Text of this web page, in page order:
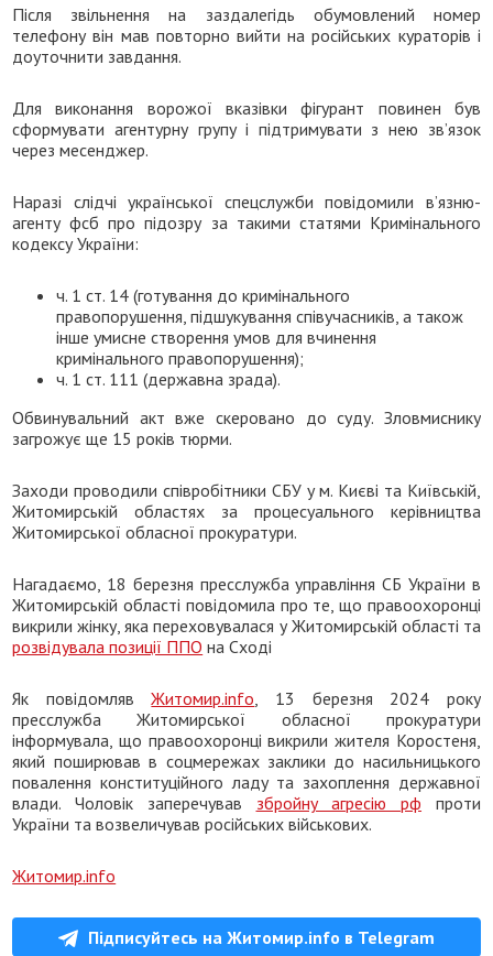
Після звільнення на заздалегідь обумовлений номер
телефону він мав повторно вийти на російських кураторів і
доуточнити завдання.
Для виконання ворожої вказівки фігурант повинен був
сформувати агентурну групу і підтримувати з нею зв’язок
через месенджер.
Наразі слідчі української спецслужби повідомили в’язню-
агенту фсб про підозру за такими статями Кримінального
кодексу України:
ч. 1 ст. 14 (готування до кримінального
правопорушення, підшукування співучасників, а також
інше умисне створення умов для вчинення
кримінального правопорушення);
ч. 1 ст. 111 (державна зрада).
Обвинувальний акт вже скеровано до суду. Зловмиснику
загрожує ще 15 років тюрми.
Заходи проводили співробітники СБУ у м. Києві та Київській,
Житомирській областях за процесуального керівництва
Житомирської обласної прокуратури.
Нагадаємо, 18 березня пресслужба управління СБ України в
Житомирській області повідомила про те, що правоохоронці
викрили жінку, яка переховувалася у Житомирській області та
розвідувала позиції ППО на Сході
Як повідомлявЖитомир.info , 13 березня 2024 року
пресслужба Житомирської обласної прокуратури
інформувала, що правоохоронці викрили жителя Коростеня,
який поширював в соцмережах заклики до насильницького
повалення конституційного ладу та захоплення державної
влади. Чоловік заперечував збройну агресію рф проти
України та возвеличував російських військових.
Житомир.info
Підписуйтесь на Житомир.info в Telegram